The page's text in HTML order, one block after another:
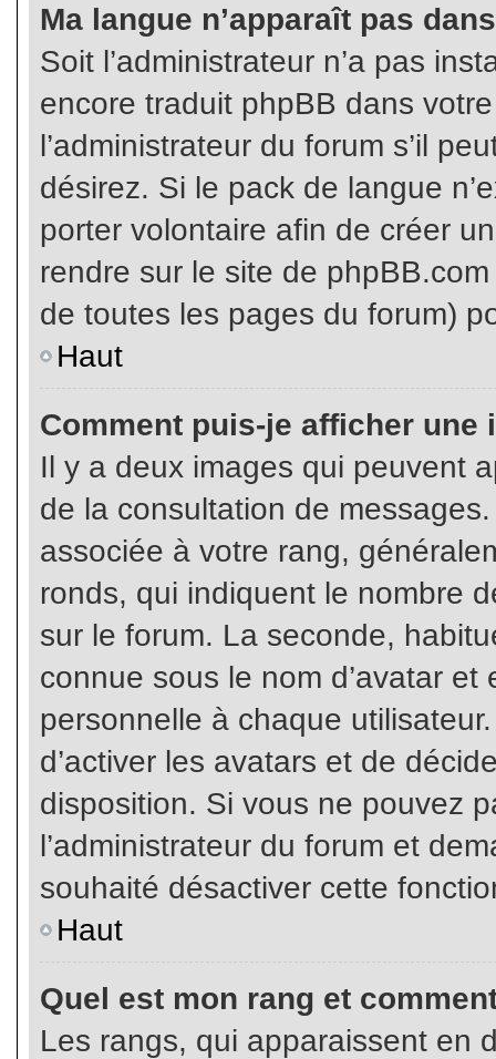
Ma langue n’apparaît pas
Soit l’administrateur n’a pas
encore traduit phpBB dans
l’administrateur du forum s’il
désirez. Si le pack de langue
porter volontaire afin de créer
rendre sur le site de
de toutes les pages du forum)
Haut
Comment puis-je afficher une
Il y a deux images qui peuvent
de la consultation de
associée à votre rang,
ronds, qui indiquent le nombre
sur le forum. La seconde,
connue sous le nom d’avatar
personnelle à chaque
d’activer les avatars et de
disposition. Si vous ne pouvez
l’administrateur du forum et
souhaité désactiver cette
Haut
Quel est mon rang et
Les rangs, qui apparaissent en